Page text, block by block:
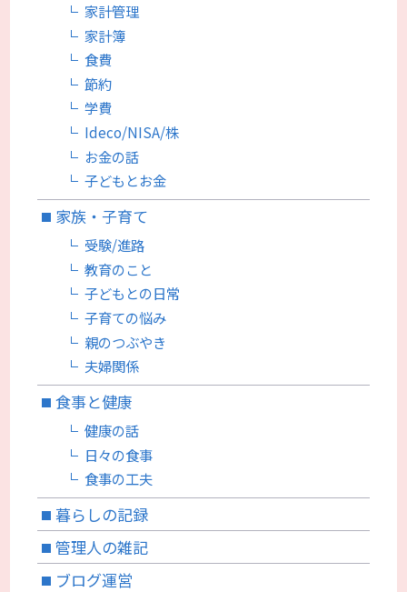
家計管理
家計簿
食費
節約
学費
Ideco/NISA/株
お金の話
子どもとお金
家族・子育て
受験/進路
教育のこと
子どもとの日常
子育ての悩み
親のつぶやき
夫婦関係
食事と健康
健康の話
日々の食事
食事の工夫
暮らしの記録
管理人の雑記
ブログ運営